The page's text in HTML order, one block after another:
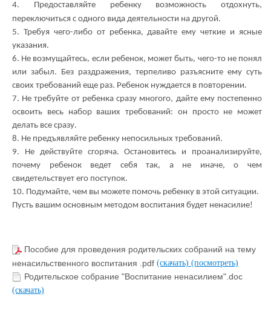
4. Предоставляйте ребенку возможность отдохнуть,
переключиться с одного вида деятельности на другой.
5. Требуя чего-либо от ребенка, давайте ему четкие и ясные
указания.
6. Не возмущайтесь, если ребенок, может быть, чего-то не понял
или забыл. Без раздражения, терпеливо разъясните ему суть
своих требований еще раз. Ребенок нуждается в повторении.
7. Не требуйте от ребенка сразу многого, дайте ему постепенно
освоить весь набор ваших требований: он просто не может
делать все сразу.
8. Не предъявляйте ребенку непосильных требований.
9. Не действуйте сгоряча. Остановитесь и проанализируйте,
почему ребенок ведет себя так, а не иначе, о чем
свидетельствует его поступок.
10. Подумайте, чем вы можете помочь ребенку в этой ситуации.
Пусть вашим основным методом воспитания будет ненасилие!
Пособие для проведения родительских собраний на тему
ненасильственного воспитания .pdf (скачать) (посмотреть)
Родительское собрание "Воспитание ненасилием".doc
(скачать)